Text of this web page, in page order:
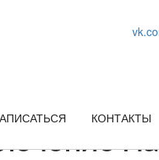
КОНТАКТЫ
лечение